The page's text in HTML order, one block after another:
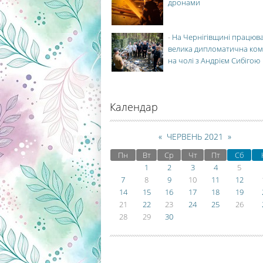
дронами
- На Чернігівщині
велика дипломатична
на чолі з Андрієм Сибігою
Календар
« ЧЕРВЕНЬ 2021 »
Пн Вт Ср Чт Пт Сб
1
2 3 4 5
7
8 9 10 11 12
14
15 16 17 18 19
21
22 23 24 25 26
28
29 30